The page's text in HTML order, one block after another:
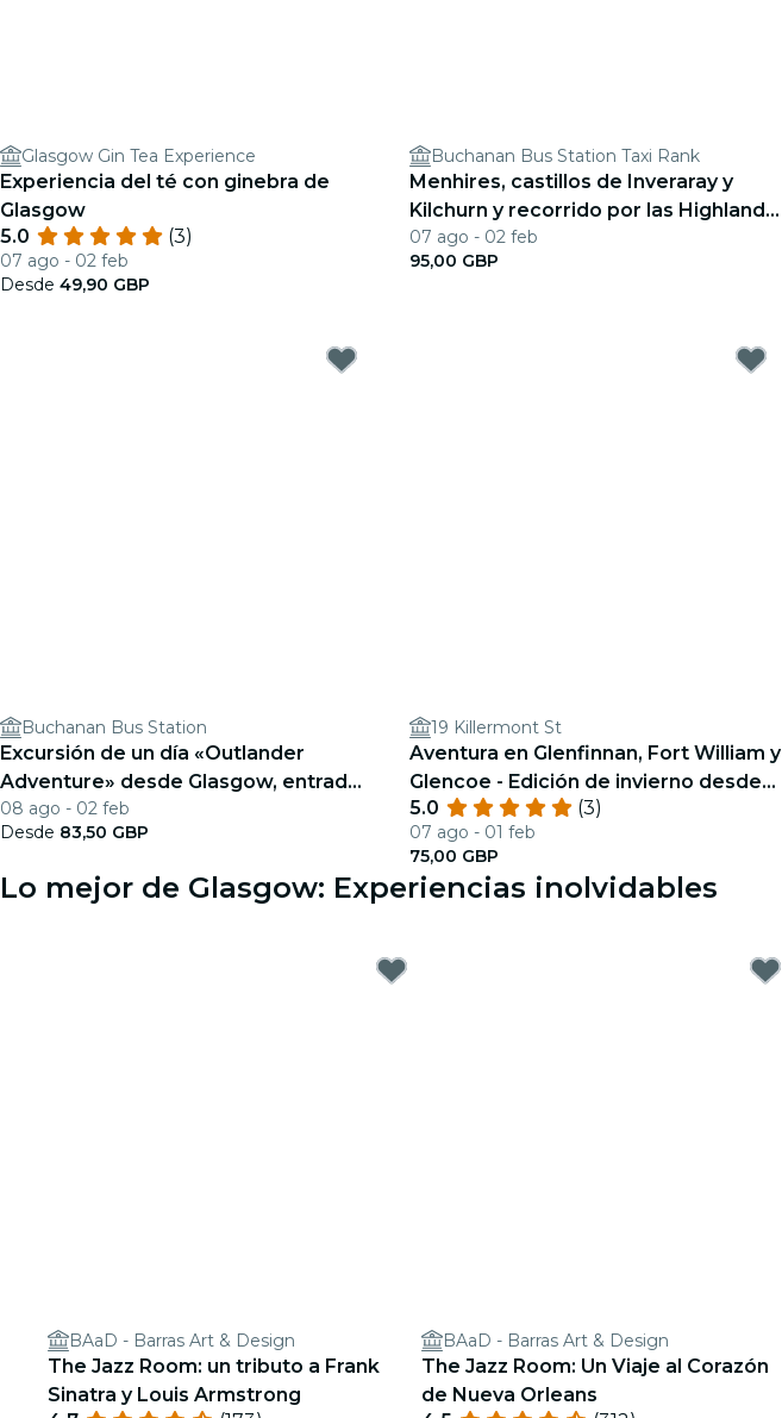
Glasgow Gin Tea Experience
Experiencia del té con ginebra de
Glasgow
5.0
(3)
07 ago - 02 feb
Desde 49,90 GBP
Buchanan Bus Station Taxi Rank
Menhires, castillos de Inveraray y
Kilchurn y recorrido por las Highlands
con salida desde Glasgow
07 ago - 02 feb
95,00 GBP
Buchanan Bus Station
Excursión de un día «Outlander
Adventure» desde Glasgow, entradas
incluidas
08 ago - 02 feb
Desde 83,50 GBP
19 Killermont St
Aventura en Glenfinnan, Fort William y
Glencoe - Edición de invierno desde
Glasgow
5.0 (3)
07 ago - 01 feb
75,00 GBP
Lo mejor de Glasgow: Experiencias inolvidables
BAaD - Barras Art & Design
The Jazz Room: un tributo a Frank
Sinatra y Louis Armstrong
BAaD - Barras Art & Design
The Jazz Room: Un Viaje al Corazón
de Nueva Orleans